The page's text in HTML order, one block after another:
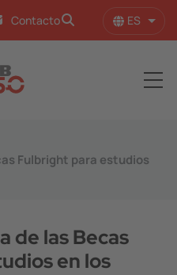
Contacto ES
Fulbright para estudios
de las Becas
en los